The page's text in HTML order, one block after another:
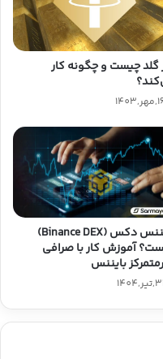
گلد چیست و چگونه کار
16,مهر,1403
بایننس دکس (Binance DEX)
آموزش کار با صرافی
بایننس